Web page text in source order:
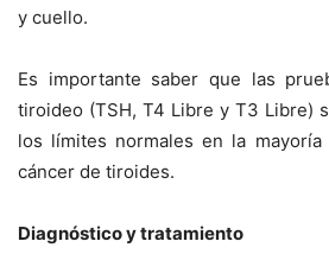
y cuello.
Es importante saber que las
tiroideo (TSH, T4 Libre y T3 Libre)
los límites normales en la
cáncer de tiroides.
Diagnóstico y tratamiento